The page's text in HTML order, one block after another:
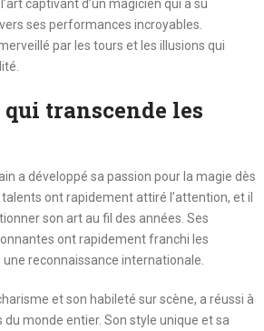
captivant d’un magicien qui a su
ses performances incroyables.
par les tours et les illusions qui
transcende les
a développé sa passion pour la magie dès
ont rapidement attiré l’attention, et il
son art au fil des années. Ses
ont rapidement franchi les
reconnaissance internationale.
et son habileté sur scène, a réussi à
monde entier. Son style unique et sa